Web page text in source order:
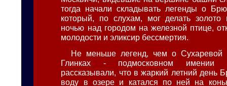
тогда начали складывать легенды о
который, по слухам, мог делать золото
ночью над городом на железной птице,
молодости и эликсир бессмертия.
Не меньше легенд, чем о Сухаревой
Глинках - подмосковном имении
рассказывали, что в жаркий летний день
воду в озере и катался по ней на